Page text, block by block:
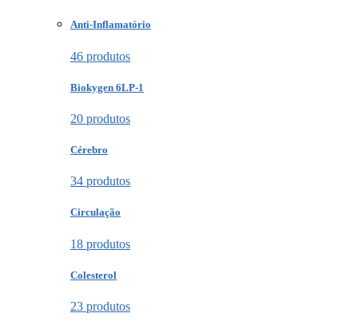
Anti-Inflamatório
46 produtos
Biokygen 6LP-1
20 produtos
Cérebro
34 produtos
Circulação
18 produtos
Colesterol
23 produtos